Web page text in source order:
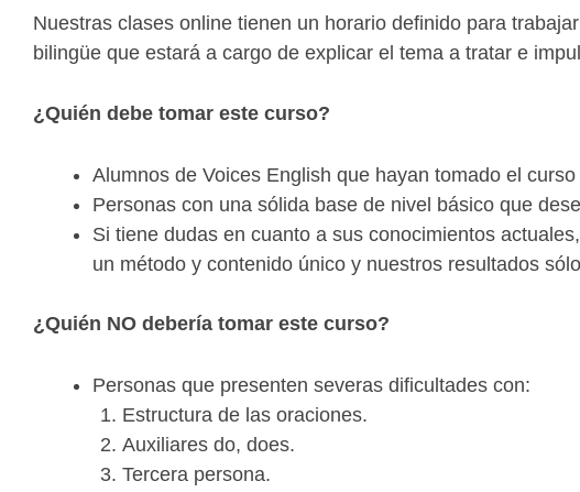
Nuestras clases online tienen un horario definido para
bilingüe que estará a cargo de explicar el tema a tratar e
¿Quién debe tomar este curso?
Alumnos de Voices English que hayan tomado el
Personas con una sólida base de nivel básico que
Si tiene dudas en cuanto a sus conocimientos
un método y contenido único y nuestros resultados
¿Quién NO debería tomar este curso?
Personas que presenten severas dificultades con:
Estructura de las oraciones.
Auxiliares do, does.
Tercera persona.